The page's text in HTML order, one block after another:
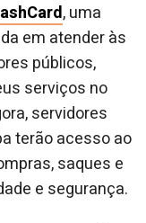
, uma
em atender às
públicos,
serviços no
servidores
terão acesso ao
saques e
e segurança.